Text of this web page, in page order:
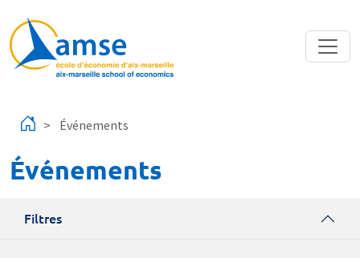
Événements
Événements
Filtres